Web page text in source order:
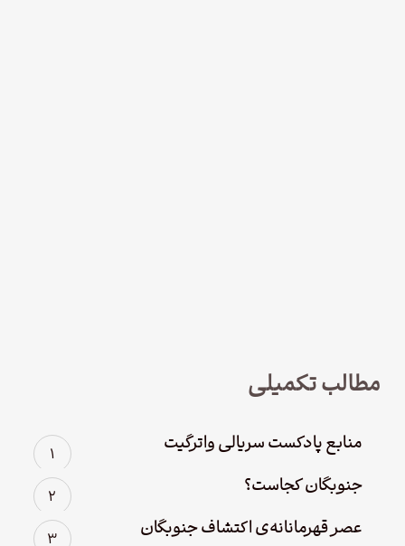
مطالب تکمیلی
منابع پادکست سریالی واترگیت
جنوبگان کجاست؟
عصر قهرمانانه‌ی اکتشاف جنوبگان